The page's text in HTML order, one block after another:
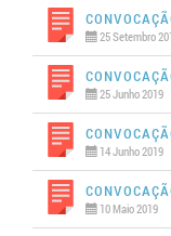
Convocação
25 Setembro
Convocação
25 Junho 2019
Convocação
14 Junho 2019
10 Maio 2019